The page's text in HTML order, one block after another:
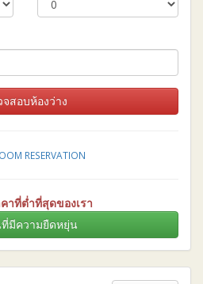
จสอบห้องว่าง
RESERVATION
าที่ต่ำที่สุดของเรา
มีความยืดหยุ่น